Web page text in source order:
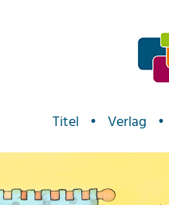
Titel • Verlag •